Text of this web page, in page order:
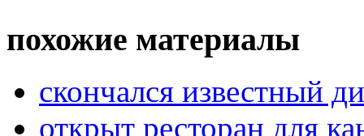
похожие материалы
скончался известный
открыт ресторан для